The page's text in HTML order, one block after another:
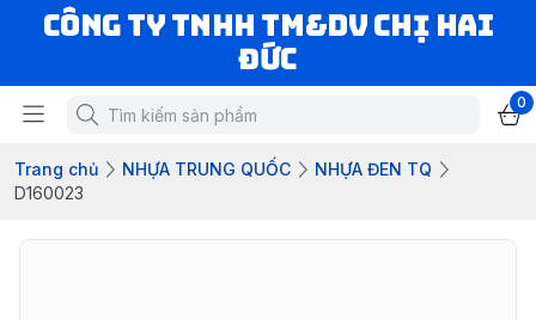
CÔNG TY TNHH TM&DV CHỊ HAI
ĐỨC
0
Trang chủ NHỰA TRUNG QUỐC
NHỰA ĐEN TQ
D160023